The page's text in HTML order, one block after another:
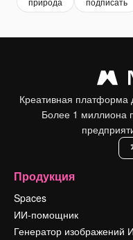
Креативная платформа
Более 1 миллиона
Продукция
Spaces
ИИ-помощник
Генератор изображений